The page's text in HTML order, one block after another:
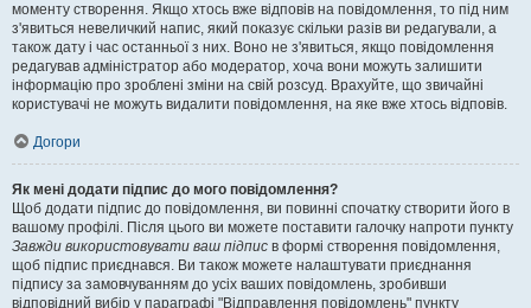
моменту створення. Якщо хтось вже відповів на повідомлення, то під ним
з'явиться невеличкий напис, який показує скільки разів ви редагували, а
також дату і час останньої з них. Воно не з'явиться, якщо повідомлення
редагував адміністратор або модератор, хоча вони можуть залишити
інформацію про зроблені зміни на свій розсуд. Врахуйте, що звичайні
користувачі не можуть видалити повідомлення, на яке вже хтось відповів.
Догори
Як мені додати підпис до мого повідомлення?
Щоб додати підпис до повідомлення, ви повинні спочатку створити його в
вашому профілі. Після цього ви можете поставити галочку напроти пункту
Завжди використовувати ваш підпис в формі створення повідомлення,
щоб підпис приєднався. Ви також можете налаштувати приєднання
підпису за замовчуванням до усіх ваших повідомлень, зробивши
відповідний вибір у параграфі "Відправлення повідомлень" пункту